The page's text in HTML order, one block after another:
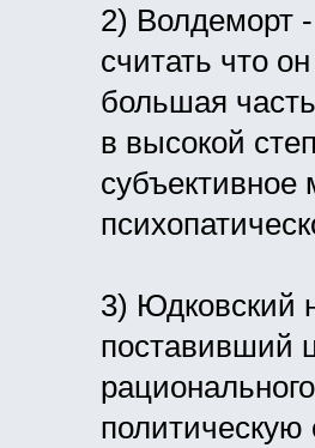
2) Волдеморт
считать что
большая
в высокой
субъективное
3) Юдковский
поставивший
политическую